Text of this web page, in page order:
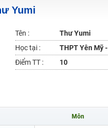
- Ba bước luyện thi TN THPT -
Học 1K Chỉ Từ 11-13/09/2024
499K - 399K (13/11-15/11)
lớp 9 Toán - Lý - Hóa - Văn - Anh
Yumi
Tên :
Thư Yumi
Học tại :
THPT Yên Mỹ
Điểm TT :
10
Môn